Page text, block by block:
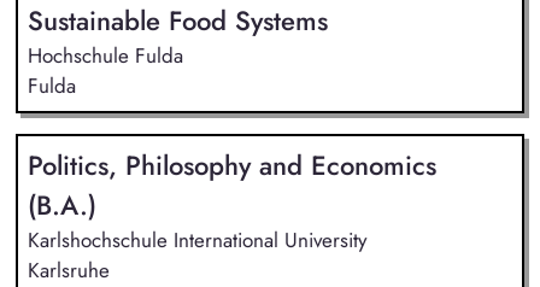
Sustainable Food Systems
Hochschule Fulda
Fulda
Politics, Philosophy and Economics
(B.A.)
Karlshochschule International University
Karlsruhe